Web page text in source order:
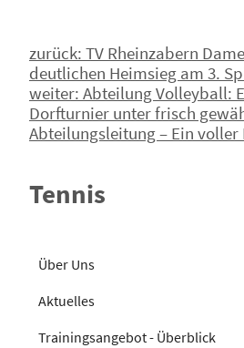
zurück: TV Rheinzabern
deutlichen Heimsieg am 3.
weiter: Abteilung Volleyball:
Dorfturnier unter frisch
Abteilungsleitung – Ein voller
Tennis
Über Uns
Aktuelles
Trainingsangebot - Überblick